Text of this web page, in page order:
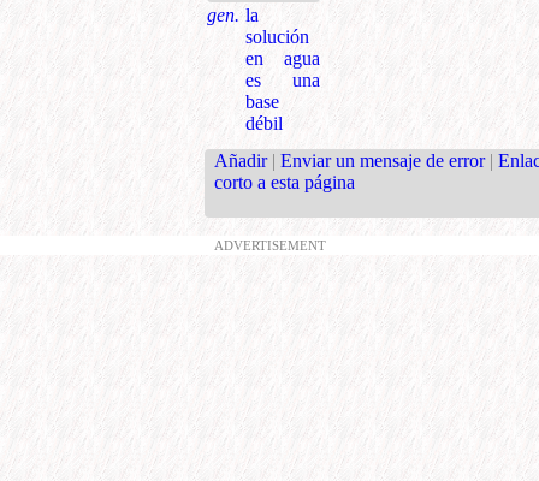
gen. la
solución
en agua
es una
base
débil
Añadir | Enviar un mensaje de error |
corto a esta página
ADVERTISEMENT